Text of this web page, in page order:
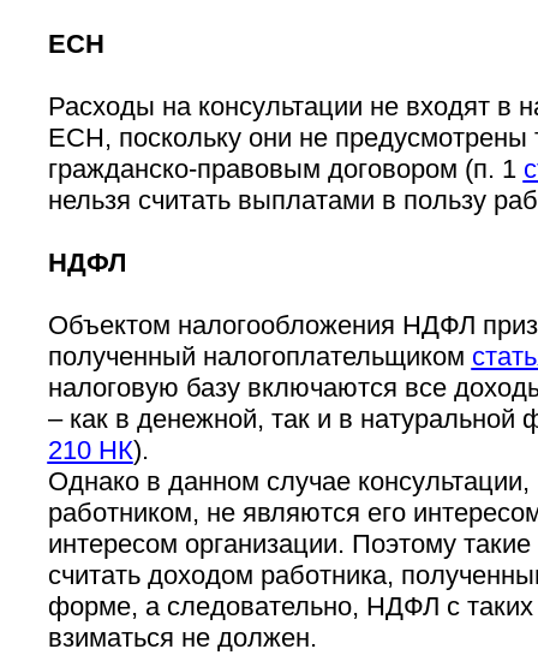
ЕСН
Расходы на консультации не входят в
ЕСН, поскольку они не предусмотрены
гражданско-правовым договором (п. 1
нельзя считать выплатами в пользу
НДФЛ
Объектом налогообложения НДФЛ
полученный налогоплательщиком
налоговую базу включаются все
– как в денежной, так и в натуральной
210 НК).
Однако в данном случае
работником, не являются его
интересом организации. Поэтому такие
считать доходом работника,
форме, а следовательно, НДФЛ с
взиматься не должен.